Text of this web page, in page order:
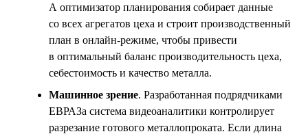
А оптимизатор планирования собирает данные
со всех агрегатов цеха и строит производственный
план в онлайн-режиме, чтобы привести
в оптимальный баланс производительность цеха,
себестоимость и качество металла.
Машинное зрение. Разработанная подрядчиками
ЕВРАЗа система видеоаналитики контролирует
разрезание готового металлопроката. Если длина